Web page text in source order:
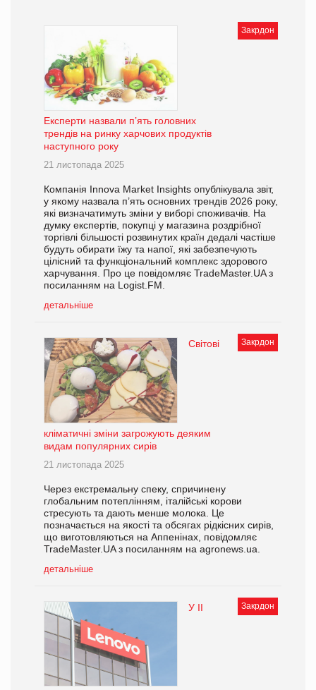
Закрдон
Експерти назвали п’ять головних
трендів на ринку харчових продуктів
наступного року
21 листопада 2025
Компанія Innova Market Insights опублікувала звіт,
у якому назвала п’ять основних трендів 2026 року,
які визначатимуть зміни у виборі споживачів. На
думку експертів, покупці у магазина роздрібної
торгівлі більшості розвинутих країн дедалі частіше
будуть обирати їжу та напої, які забезпечують
цілісний та функціональний комплекс здорового
харчування. Про це повідомляє TradeMaster.UA з
посиланням на Logist.FM.
детальніше
Закрдон
Світові
кліматичні зміни загрожують деяким
видам популярних сирів
21 листопада 2025
Через екстремальну спеку, спричинену
глобальним потеплінням, італійські корови
стресують та дають менше молока. Це
позначається на якості та обсягах рідкісних сирів,
що виготовляються на Аппенінах, повідомляє
TradeMaster.UA з посиланням на agronews.ua.
детальніше
Закрдон
У II